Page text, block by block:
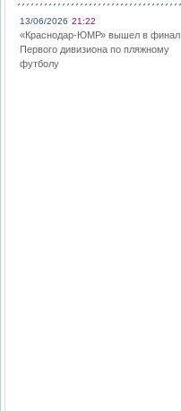
13/06/2026 21:22
«Краснодар-ЮМР» вышел в финал
Первого дивизиона по пляжному
футболу